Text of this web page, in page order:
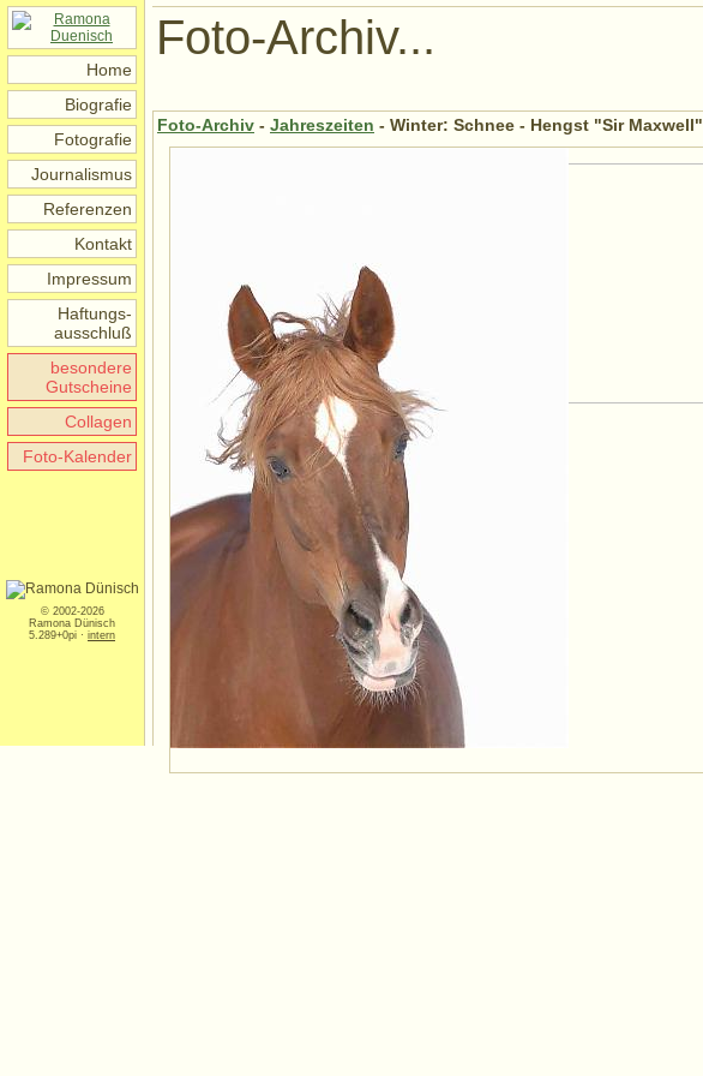
Home
Biografie
Fotografie
Journalismus
Referenzen
Kontakt
Impressum
Haftungs-
ausschluß
besondere
Gutscheine
Collagen
Foto-Kalender
© 2002-2026
Ramona Dünisch
5.289+0pi · intern
Foto-Archiv...
Foto-Archiv - Jahreszeiten - Winter: Schnee - Hengst "Sir Maxwell"